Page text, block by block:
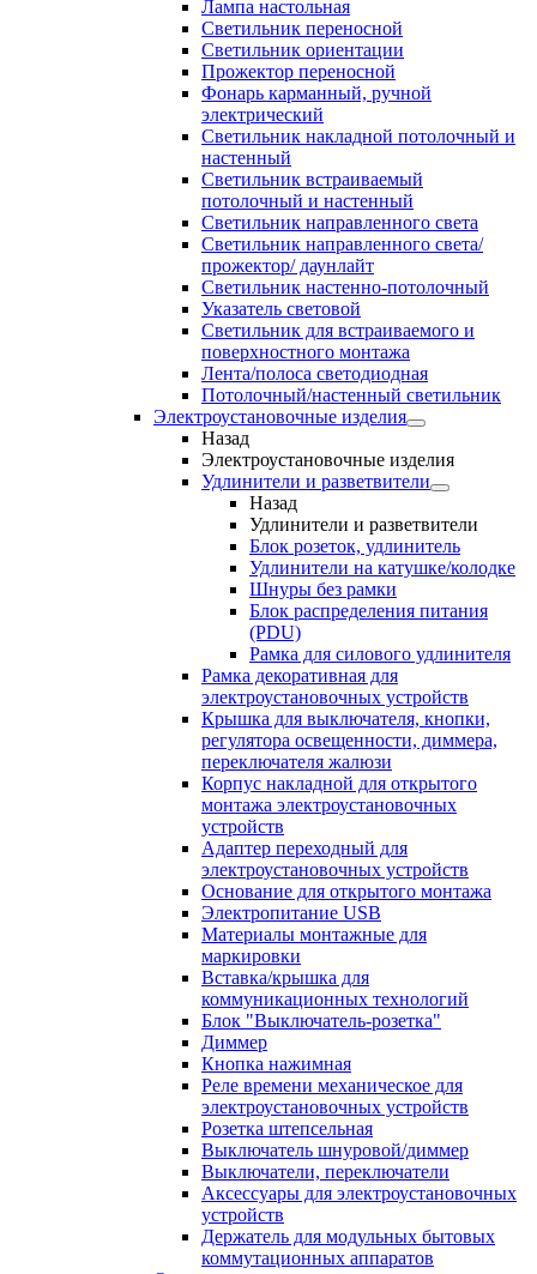
Лампа настольная
Светильник переносной
Светильник ориентации
Прожектор переносной
Фонарь карманный, ручной
электрический
Светильник накладной потолочный и
настенный
Светильник встраиваемый
потолочный и настенный
Светильник направленного света
Светильник направленного света/
прожектор/ даунлайт
Светильник настенно-потолочный
Указатель световой
Светильник для встраиваемого и
поверхностного монтажа
Лента/полоса светодиодная
Потолочный/настенный светильник
Электроустановочные изделия
Назад
Электроустановочные изделия
Удлинители и разветвители
Назад
Удлинители и разветвители
Блок розеток, удлинитель
Удлинители на катушке/колодке
Шнуры без рамки
Блок распределения питания
(PDU)
Рамка для силового удлинителя
Рамка декоративная для
электроустановочных устройств
Крышка для выключателя, кнопки,
регулятора освещенности, диммера,
переключателя жалюзи
Корпус накладной для открытого
монтажа электроустановочных
устройств
Адаптер переходный для
электроустановочных устройств
Основание для открытого монтажа
Электропитание USB
Материалы монтажные для
маркировки
Вставка/крышка для
коммуникационных технологий
Блок "Выключатель-розетка"
Диммер
Кнопка нажимная
Реле времени механическое для
электроустановочных устройств
Розетка штепсельная
Выключатель шнуровой/диммер
Выключатели, переключатели
Аксессуары для электроустановочных
устройств
Держатель для модульных бытовых
коммутационных аппаратов